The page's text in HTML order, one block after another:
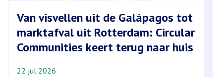
Van visvellen uit de Galápagos tot
marktafval uit Rotterdam: Circular
Communities keert terug naar huis
22 jul 2026